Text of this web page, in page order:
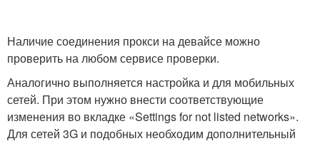
Наличие соединения прокси на девайсе можно
проверить на любом сервисе проверки.
Аналогично выполняется настройка и для мобильных
сетей. При этом нужно внести соответствующие
изменения во вкладке «Settings for not listed networks».
Для сетей 3G и подобных необходим дополнительный